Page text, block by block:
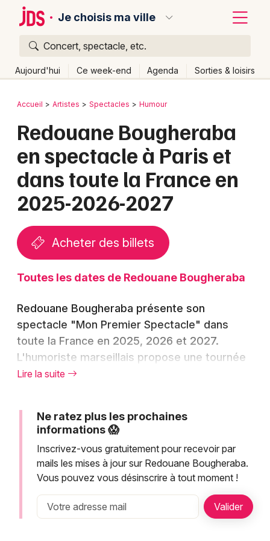
Je choisis ma ville
Concert, spectacle, etc.
Aujourd'hui Ce week-end Agenda Sorties & loisirs
Publier un événement
Grands événements
Activité & Expérience
Manifestations
Concerts
Sports
Sorties famille
Sorties & loisirs
Bordeaux
Colmar
Lille
Lyon
Marseille
Mulhouse
Montpellier
Nice
Strasbourg
Toutes les villes
Retour
Accueil Artistes Spectacles Humour
Redouane Bougheraba
en spectacle à Paris et
dans toute la France en
2025-2026-2027
Acheter des billets
Toutes les dates de Redouane Bougheraba
Redouane Bougheraba présente son
spectacle "Mon Premier Spectacle" dans
toute la France en 2025, 2026 et 2027.
L'humoriste marseillais propose une tournée
exceptionnelle qui passe par Paris, Marseille
interaction avec le public. Cette tournée offre
de nombreuses occasions de découvrir
l'univers unique de cet artiste incontournable
de l'humour français. Les billets sont
dates programmées.
Lire la suite
Ne ratez plus les prochaines
informations 😱
Inscrivez-vous gratuitement pour recevoir par
mails les mises à jour sur Redouane Bougheraba.
Vous pouvez vous désinscrire à tout moment !
Quoi ?
Où ?
Quand ?
Aujourd'hui
Demain Ce week-end Autre